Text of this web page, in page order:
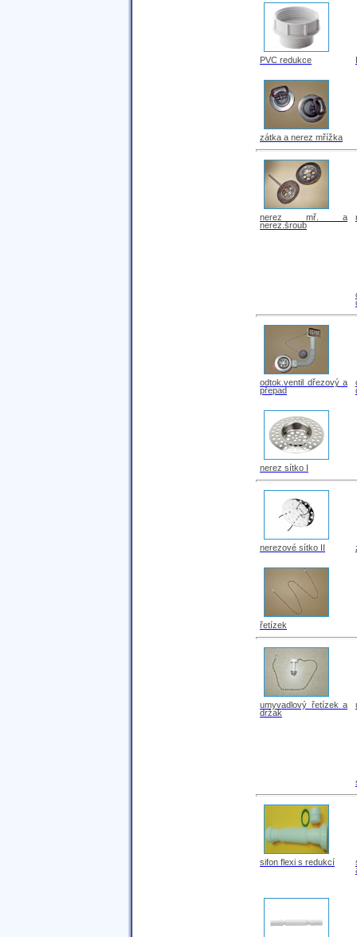
PVC redukce
zátka a nerez mřížka
nerez mř. a
nerez.šroub
odtok.ventil dřezový a
přepad
nerez sítko I
nerezové sítko II
řetízek
umyvadlový řetízek a
držák
sifon flexi s redukcí